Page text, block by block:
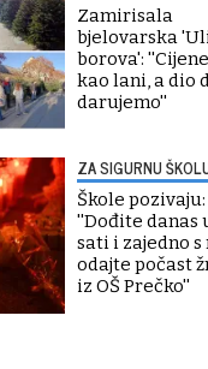
Zamirisala
bjelovarska
borova':
kao lani, a dio
darujemo''
ZA SIGURNU
Škole pozivaju:
''Dođite danas
sati i zajedno s
odajte počast
iz OŠ Prečko''